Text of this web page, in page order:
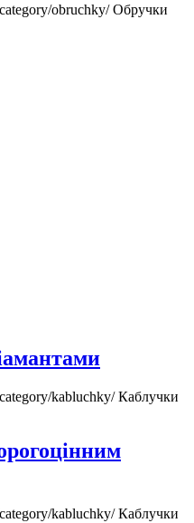
obruchky/Обручки
kabluchky/Каблучки
kabluchky/Каблучки